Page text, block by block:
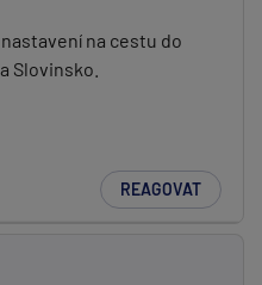
na cestu do
Slovinsko.
REAGOVAT